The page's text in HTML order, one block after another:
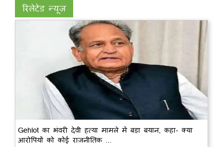
रिलेटेड न्यूज़
Gehlot का भंवरी देवी हत्या मामले में बड़ा बयान, कहा- क्या
आरोपियों को कोई राजनीतिक ...